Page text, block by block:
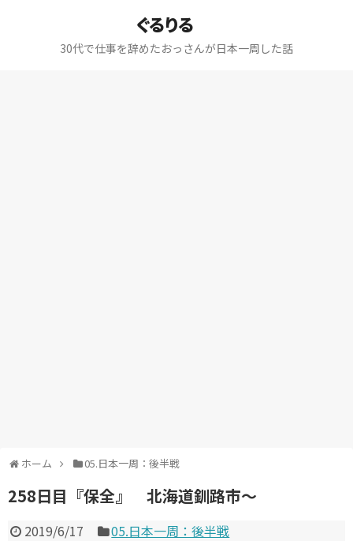
ぐるりる
30代で仕事を辞めたおっさんが日本一周した話
ホーム 05.日本一周：後半戦
258日目『保全』 北海道釧路市～
2019/6/17 05.日本一周：後半戦